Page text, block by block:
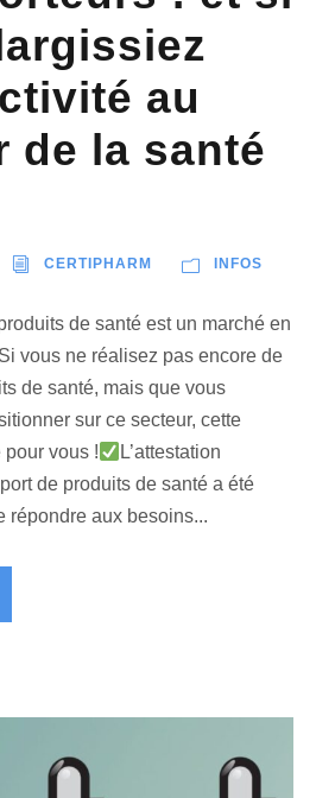
au
de la santé
CERTIPHARM INFOS
de santé est un marché en
vous ne réalisez pas encore de
de santé, mais que vous
sur ce secteur, cette
pour vous !
L’attestation
de produits de santé a été
répondre aux besoins...